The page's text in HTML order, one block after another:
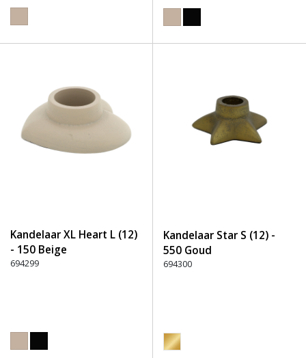
Kandelaar XL Heart L (12)
- 150 Beige
694299
Kandelaar Star S (12) -
550 Goud
694300